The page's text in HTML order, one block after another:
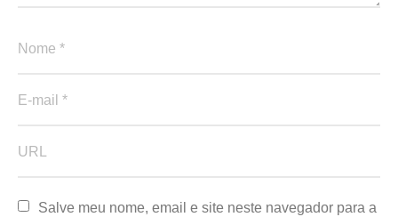
Salve meu nome, email e site neste navegador para a